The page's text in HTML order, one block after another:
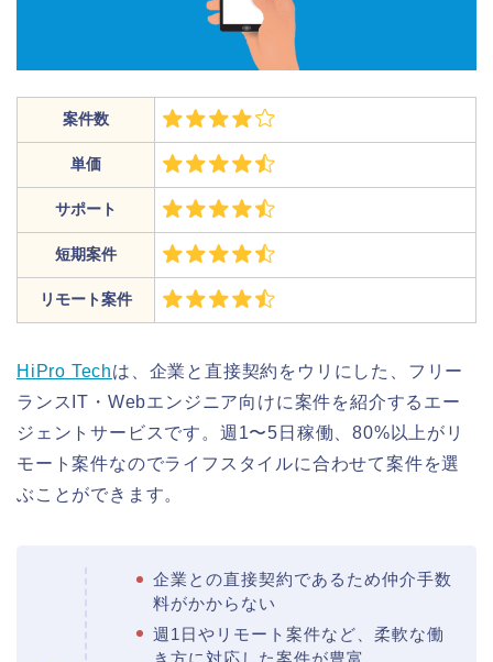
案件数
単価
サポート
短期案件
リモート案件
HiPro Techは、企業と直接契約をウリにした、フリー
ランスIT・Webエンジニア向けに案件を紹介するエー
ジェントサービスです。週1〜5日稼働、80%以上がリ
モート案件なのでライフスタイルに合わせて案件を選
ぶことができます。
企業との直接契約であるため仲介手数
料がかからない
週1日やリモート案件など、柔軟な働
き方に対応した案件が豊富